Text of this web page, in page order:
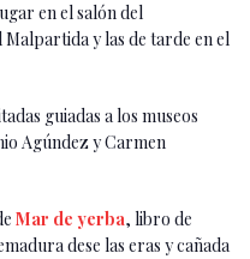
en el salón del
y las de tarde en el
guiadas a los museos
Agúndez y Carmen
Mar de yerba, libro de
dese las eras y cañada